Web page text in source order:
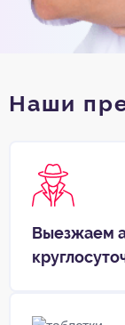
Наши
Выезжаем